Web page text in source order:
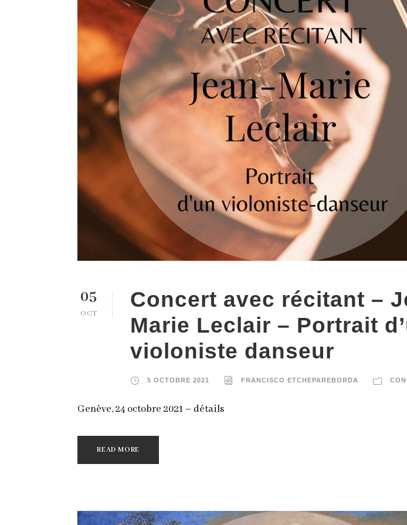
05
OCT
Concert avec récitant –
Marie Leclair – Portrait
violoniste danseur
5 OCTOBRE 2021 FRANCISCO ETCHEPAREBORDA
Genève, 24 octobre 2021 – détails
READ MORE